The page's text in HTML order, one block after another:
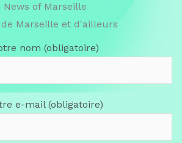
News of Marseille
de Marseille et d'ailleurs
nom (obligatoire)
e-mail (obligatoire)